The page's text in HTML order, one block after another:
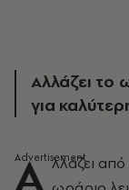
Αλλάζει το
για
Α λλάζει